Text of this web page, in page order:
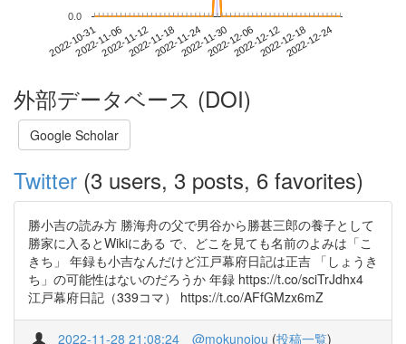
2022-10-312022-11-062022-11-122022-11-182022-11-242022-11-302022-12-062022-12-122022-12-182022-12-24
0.0
外部データベース (DOI)
Google Scholar
Twitter (3 users, 3 posts, 6 favorites)
勝小吉の読み方 勝海舟の父で男谷から勝甚三郎の養子として
勝家に入るとWikiにある で、どこを見ても名前のよみは「こ
きち」 年録も小吉なんだけど江戸幕府日記は正吉 「しょうき
ち」の可能性はないのだろうか 年録 https://t.co/sciTrJdhx4
江戸幕府日記（339コマ） https://t.co/AFfGMzx6mZ
2022-11-28 21:08:24 @mokunojou (投稿一覧)